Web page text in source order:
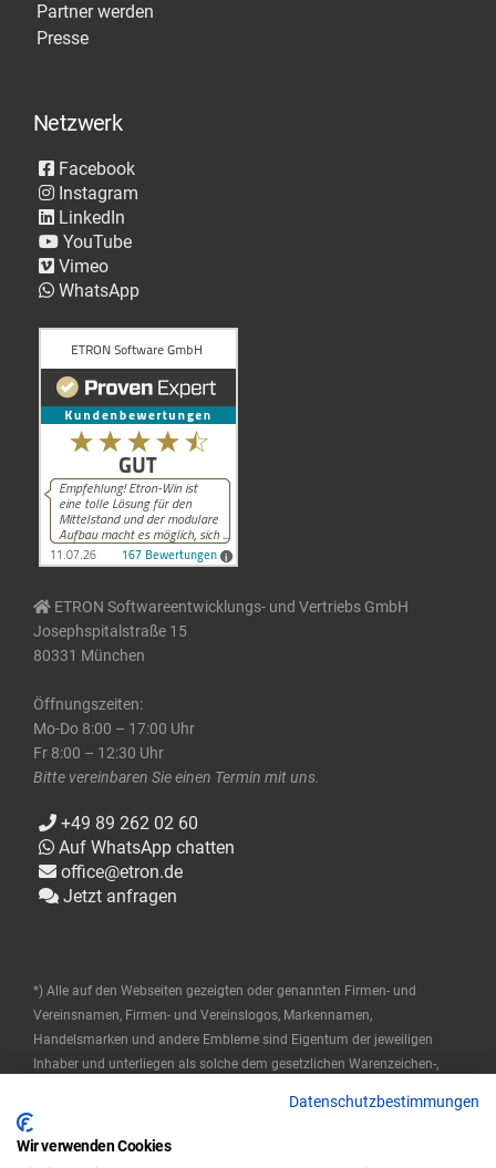
Partner werden
Presse
Netzwerk
Facebook
Instagram
LinkedIn
YouTube
Vimeo
WhatsApp
ETRON Softwareentwicklungs- und Vertriebs GmbH
Josephspitalstraße 15
80331 München
Öffnungszeiten:
Mo-Do 8:00 – 17:00 Uhr
Fr 8:00 – 12:30 Uhr
Bitte vereinbaren Sie einen Termin mit uns.
+49 89 262 02 60
Auf WhatsApp chatten
office@etron.de
Jetzt anfragen
*) Alle auf den Webseiten gezeigten oder genannten Firmen- und
Vereinsnamen, Firmen- und Vereinslogos, Markennamen,
Handelsmarken und andere Embleme sind Eigentum der jeweiligen
Inhaber und unterliegen als solche dem gesetzlichen Warenzeichen-,
stellen keine Zugehörigkeit durch die Markeninhaber dar.
Datenschutzbestimmungen
Wir verwenden Cookies